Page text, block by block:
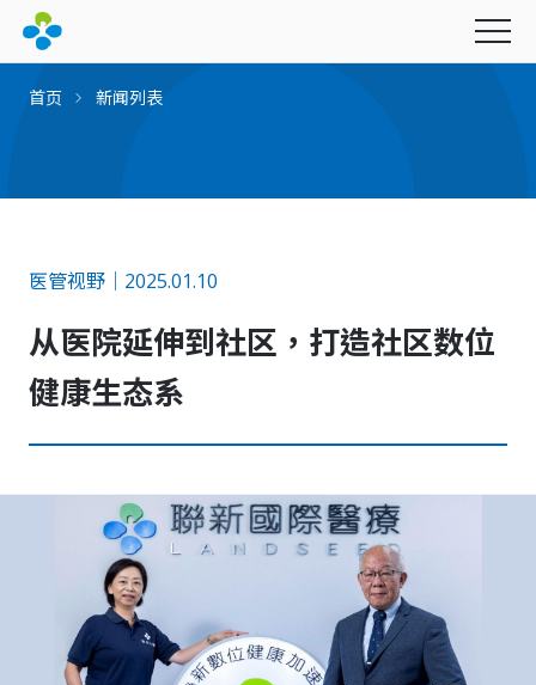
永续经营
产品与服务
联新影音
创办人的话
下载专区
社会公益
财团法人联新文教基金会
幸福企业
招募资讯
首页 新闻列表
医管视野｜2025.01.10
从医院延伸到社区，打造社区数位
健康生态系